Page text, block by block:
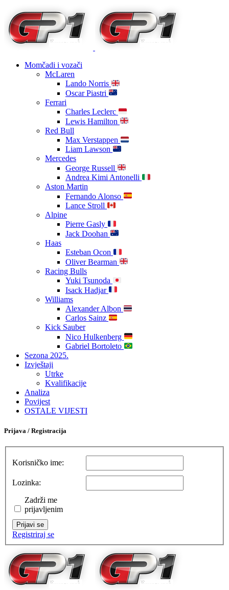
Momčadi i vozači
McLaren
Lando Norris
Oscar Piastri
Ferrari
Charles Leclerc
Lewis Hamilton
Red Bull
Max Verstappen
Liam Lawson
Mercedes
George Russell
Andrea Kimi Antonelli
Aston Martin
Fernando Alonso
Lance Stroll
Alpine
Pierre Gasly
Jack Doohan
Haas
Esteban Ocon
Oliver Bearman
Racing Bulls
Yuki Tsunoda
Isack Hadjar
Williams
Alexander Albon
Carlos Sainz
Kick Sauber
Nico Hulkenberg
Gabriel Bortoleto
Sezona 2025.
Izvještaji
Utrke
Kvalifikacije
Analiza
Povijest
OSTALE VIJESTI
Prijava / Registracija
Korisničko ime:
Lozinka:
Zadrži me
prijavljenim
Prijavi se
Registriraj se